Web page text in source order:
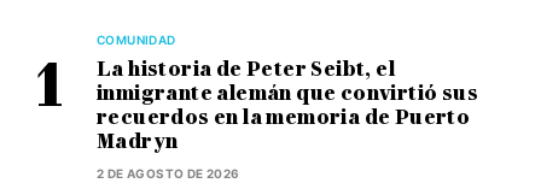
COMUNIDAD
La historia de Peter Seibt, el
inmigrante alemán que convirtió sus
recuerdos en la memoria de Puerto
Madryn
2 DE AGOSTO DE 2026